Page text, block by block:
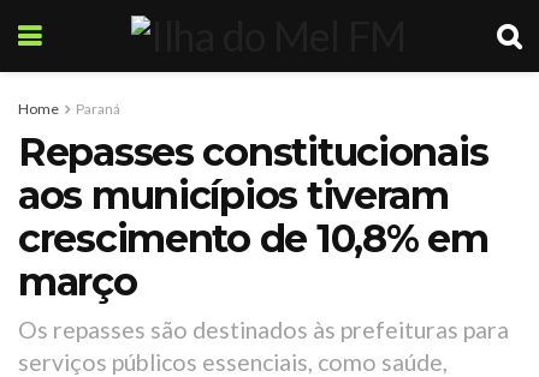
Home Paraná
Repasses constitucionais
aos municípios tiveram
crescimento de 10,8% em
março
Os repasses são destinados às prefeituras para
serviços públicos essenciais, como saúde,